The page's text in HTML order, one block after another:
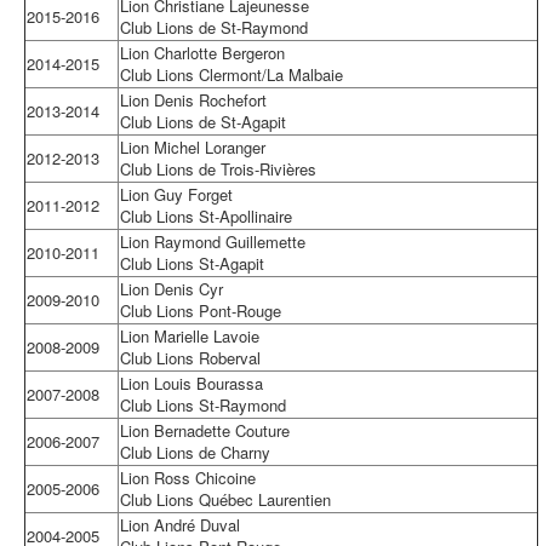
2015-2016
Lion Christiane Lajeunesse
Club Lions de St-Raymond
2014-2015
Lion Charlotte Bergeron
Club Lions Clermont/La Malbaie
2013-2014
Lion Denis Rochefort
Club Lions de St-Agapit
2012-2013
Lion Michel Loranger
Club Lions de Trois-Rivières
2011-2012
Lion Guy Forget
Club Lions St-Apollinaire
2010-2011
Lion Raymond Guillemette
Club Lions St-Agapit
2009-2010
Lion Denis Cyr
Club Lions Pont-Rouge
2008-2009
Lion Marielle Lavoie
Club Lions Roberval
2007-2008
Lion Louis Bourassa
Club Lions St-Raymond
2006-2007
Lion Bernadette Couture
Club Lions de Charny
2005-2006
Lion Ross Chicoine
Club Lions Québec Laurentien
2004-2005
Lion André Duval